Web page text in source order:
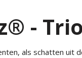
-
als schatten uit